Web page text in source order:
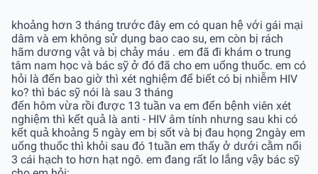
khoảng hơn 3 tháng trước đây em có quan hệ với gái mại
dâm và em không sử dụng bao cao su, em còn bị rách
hãm dương vật và bị chảy máu . em đã đi khám o trung
tâm nam học và bác sỹ ở đó đã cho em uống thuốc. em có
hỏi là đến bao giờ thì xét nghiệm để biết có bị nhiễm HIV
ko? thì bác sỹ nói là sau 3 tháng
đến hôm vừa rồi được 13 tuần va em đến bệnh viên xét
nghiệm thì kết quả là anti - HIV âm tính nhưng sau khi có
kết quả khoảng 5 ngày em bị sốt và bị đau họng 2ngày em
uống thuốc thì khỏi sau đó 1tuần em thấy ở dưới cằm nổi
3 cái hạch to hơn hạt ngô. em đang rất lo lắng vậy bác sỹ